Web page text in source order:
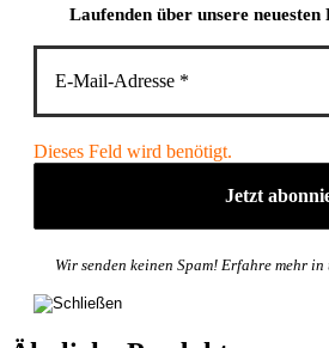
Laufenden über unsere
Dieses Feld wird benötigt.
Wir senden keinen Spam! Erfahre mehr in